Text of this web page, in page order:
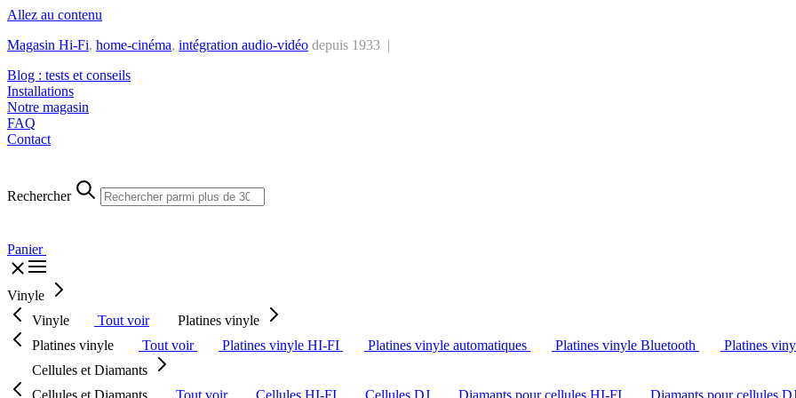
Allez au contenu
Magasin Hi-Fi, home-cinéma, intégration audio-vidéo depuis 1933 |
Blog : tests et conseils
Installations
Notre magasin
FAQ
Contact
Rechercher
Panier
Vinyle
Vinyle
Tout voir
Platines vinyle
Platines vinyle
Tout voir Platines vinyle HI-FI Platines vinyle automatiques Platines vinyle Bluetooth
Platines
Cellules et Diamants
Cellules et Diamants
Tout voir Cellules HI-FI Cellules DJ Diamants pour cellules HI-FI
Diamants pour cellules